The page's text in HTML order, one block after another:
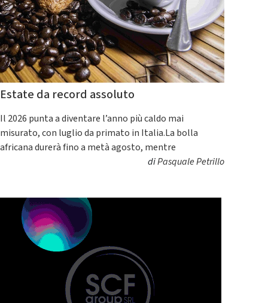
Estate da record assoluto
Il 2026 punta a diventare l’anno più caldo mai
misurato, con luglio da primato in Italia.La bolla
africana durerà fino a metà agosto, mentre
diPasquale Petrillo